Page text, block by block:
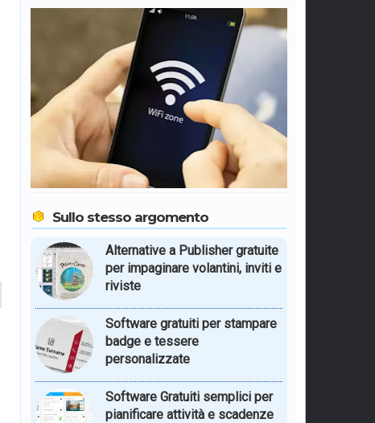
Sullo stesso argomento
Alternative a Publisher gratuite
per impaginare volantini, inviti e
riviste
Software gratuiti per stampare
badge e tessere
personalizzate
Software Gratuiti semplici per
pianificare attività e scadenze